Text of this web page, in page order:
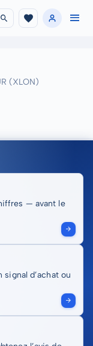
(XLON)
— avant le
signal d’achat ou